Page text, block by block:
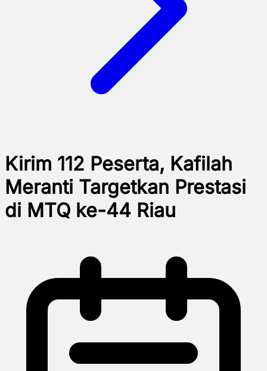
Kirim 112 Peserta, Kafilah
Meranti Targetkan Prestasi
di MTQ ke-44 Riau